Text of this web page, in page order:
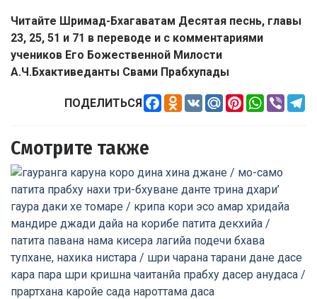
Читайте Шримад-Бхагаватам Десятая песнь, главы
23, 25, 51 и 71 в переводе и с комментариями
учеников Его Божественной Милости
А.Ч.Бхактиведанты Свами Прабхупады
ПОДЕЛИТЬСЯ Facebook
Odnoklassniki
VK Mail.RuPinterestWhatsApp
Viber
Смотрите также